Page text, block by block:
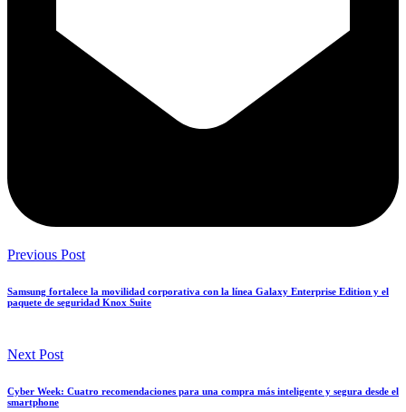
Previous Post
Samsung fortalece la movilidad corporativa con la línea Galaxy Enterprise Edition y el
paquete de seguridad Knox Suite
Next Post
Cyber Week: Cuatro recomendaciones para una compra más inteligente y segura desde el
smartphone